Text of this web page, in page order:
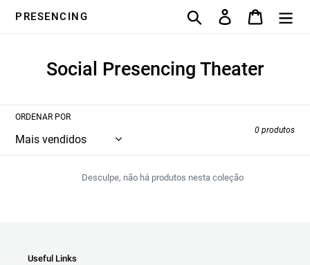
paraPRESENCING PesquisarEntrar Carrinho
C
l
e
Social Presencing Theater
ORDENAR POR
0 produtos
Desculpe, não há produtos nesta coleção
Useful Links